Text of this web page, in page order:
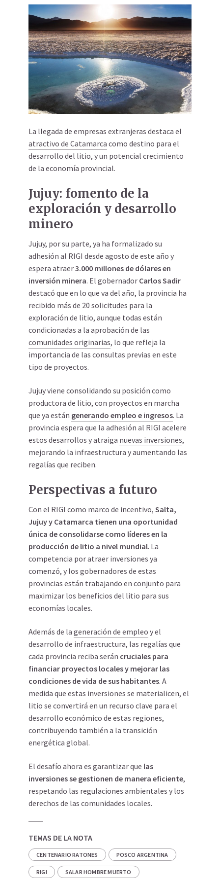
La llegada de empresas extranjeras destaca el
atractivo de Catamarca como destino para el
desarrollo del litio, y un potencial crecimiento
de la economía provincial.
Jujuy: fomento de la
exploración y desarrollo
minero
Jujuy, por su parte, ya ha formalizado su
adhesión al RIGI desde agosto de este año y
espera atraer3.000 millones de dólares en
inversión minera. El gobernador Carlos Sadir
destacó que en lo que va del año, la provincia ha
recibido más de 20 solicitudes para la
exploración de litio, aunque todas están
condicionadas a la aprobación de las
comunidades originarias, lo que refleja la
importancia de las consultas previas en este
tipo de proyectos.
Jujuy viene consolidando su posición como
productora de litio, con proyectos en marcha
que ya están generando empleo e ingresos. La
provincia espera que la adhesión al RIGI acelere
estos desarrollos y atraiga nuevas inversiones,
mejorando la infraestructura y aumentando las
regalías que reciben.
Perspectivas a futuro
Con el RIGI como marco de incentivo, Salta,
Jujuy y Catamarca tienen una oportunidad
única de consolidarse como líderes en la
producción de litio a nivel mundial. La
competencia por atraer inversiones ya
comenzó, y los gobernadores de estas
provincias están trabajando en conjunto para
maximizar los beneficios del litio para sus
economías locales.
Además de la generación de empleo y el
desarrollo de infraestructura, las regalías que
cada provincia reciba serán cruciales para
financiar proyectos locales y mejorar las
condiciones de vida de sus habitantes. A
medida que estas inversiones se materialicen, el
litio se convertirá en un recurso clave para el
desarrollo económico de estas regiones,
contribuyendo también a la transición
energética global.
El desafío ahora es garantizar que las
inversiones se gestionen de manera eficiente,
respetando las regulaciones ambientales y los
derechos de las comunidades locales.
TEMAS DE LA NOTA
CENTENARIO RATONES POSCO ARGENTINA
RIGI SALAR HOMBRE MUERTO